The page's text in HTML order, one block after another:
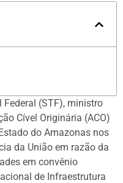
Federal (STF), ministro
Cível Originária (ACO)
do Amazonas nos
da União em razão da
em convênio
de Infraestrutura